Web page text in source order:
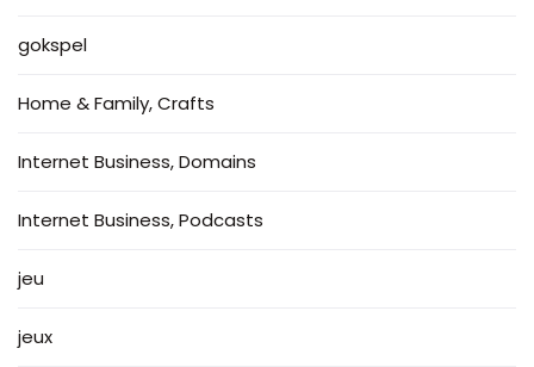
gokspel
Home & Family, Crafts
Internet Business, Domains
Internet Business, Podcasts
jeu
jeux